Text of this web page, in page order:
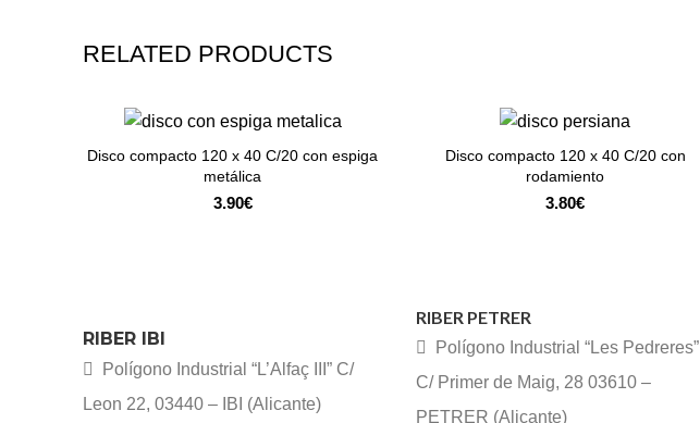
RELATED PRODUCTS
ADD TO CART
Disco compacto 120 x 40 C/20 con espiga
metálica
3.90€
ADD TO CART
Disco compacto 120 x 40 C/20 con
rodamiento
3.80€
RIBER IBI
Polígono Industrial “L’Alfaç III” C/
Leon 22, 03440 – IBI (Alicante)
RIBER PETRER
Polígono Industrial “Les Pedreres”
C/ Primer de Maig, 28 03610 –
PETRER (Alicante)